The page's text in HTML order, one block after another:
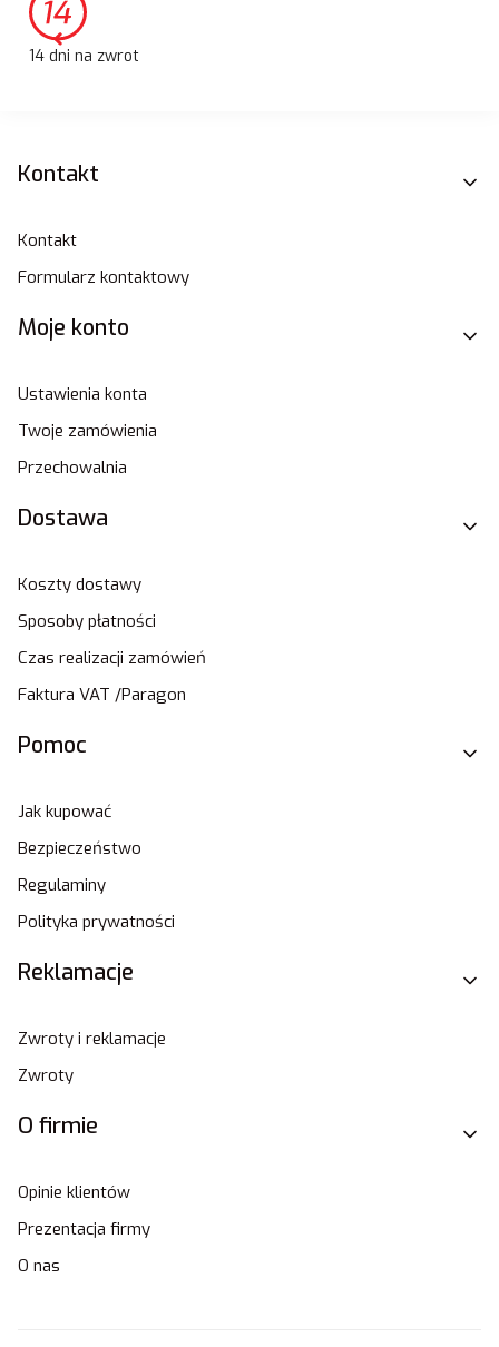
14 dni na zwrot
Linki w stopce
Kontakt
Kontakt
Formularz kontaktowy
Moje konto
Ustawienia konta
Twoje zamówienia
Przechowalnia
Dostawa
Koszty dostawy
Sposoby płatności
Czas realizacji zamówień
Faktura VAT /Paragon
Pomoc
Jak kupować
Bezpieczeństwo
Regulaminy
Polityka prywatności
Reklamacje
Zwroty i reklamacje
Zwroty
O firmie
Opinie klientów
Prezentacja firmy
O nas